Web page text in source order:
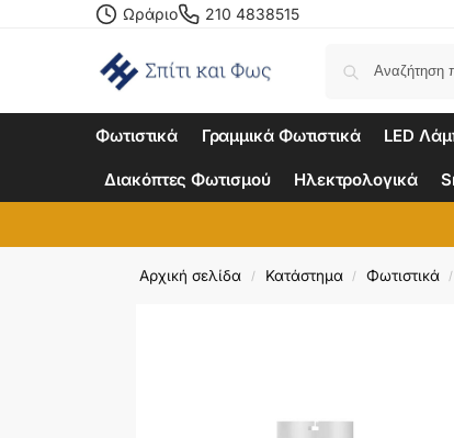
Ωράριο 210 4838515
Φωτιστικά Γραμμικά Φωτιστικά LED
Διακόπτες Φωτισμού Ηλεκτρολογικά
Αρχική σελίδα / Κατάστημα / Φωτιστικά /